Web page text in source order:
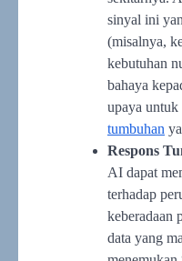
sinyal ini
(misalnya,
kebutuhan
bahaya
upaya untuk
tumbuhan
Respons
AI dapat
terhadap
keberadaan
data yang